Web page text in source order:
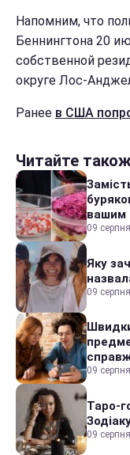
Напомним, что
Беннингтона 20
собственной
округе Лос-
Ранее в США
Читайте
вашим
09
Яку
09
09
Таро-
09